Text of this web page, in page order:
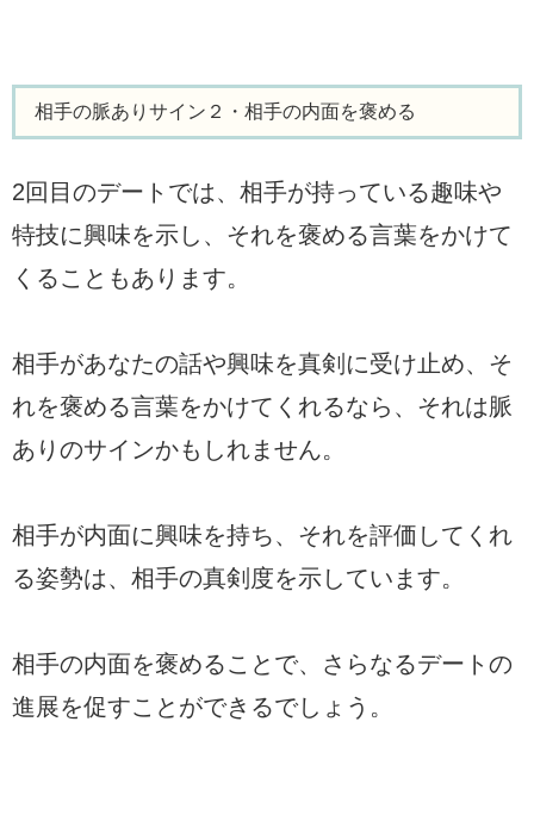
相手の脈ありサイン２・相手の内面を褒める
2回目のデートでは、相手が持っている趣味や
特技に興味を示し、それを褒める言葉をかけて
くることもあります。
相手があなたの話や興味を真剣に受け止め、そ
れを褒める言葉をかけてくれるなら、それは脈
ありのサインかもしれません。
相手が内面に興味を持ち、それを評価してくれ
る姿勢は、相手の真剣度を示しています。
相手の内面を褒めることで、さらなるデートの
進展を促すことができるでしょう。